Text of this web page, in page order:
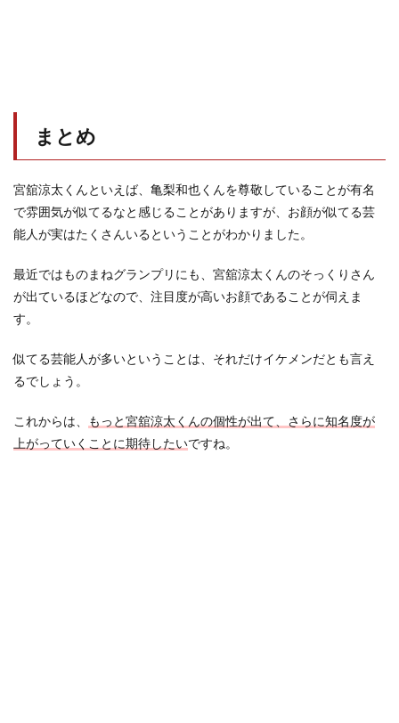
まとめ
宮舘涼太くんといえば、亀梨和也くんを尊敬していることが有名
で雰囲気が似てるなと感じることがありますが、お顔が似てる芸
能人が実はたくさんいるということがわかりました。
最近ではものまねグランプリにも、宮舘涼太くんのそっくりさん
が出ているほどなので、注目度が高いお顔であることが伺えま
す。
似てる芸能人が多いということは、それだけイケメンだとも言え
るでしょう。
これからは、
もっと宮舘涼太くんの個性が出て、さらに知名度が
上がっていくことに期待したいですね。